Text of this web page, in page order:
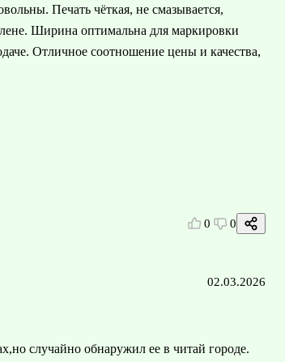
Печать чёткая, не смазывается,
Ширина оптимальна для маркировки
Отличное соотношение цены и качества,
0 0
02.03.2026
случайно обнаружил ее в читай городе.